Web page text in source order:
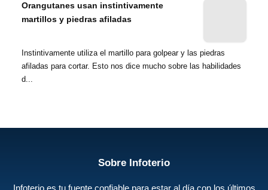
Orangutanes usan instintivamente
martillos y piedras afiladas
Instintivamente utiliza el martillo para golpear y las piedras
afiladas para cortar. Esto nos dice mucho sobre las habilidades
d...
Sobre Infoterio
Infoterio es tu fuente confiable para estar al día con los últimos